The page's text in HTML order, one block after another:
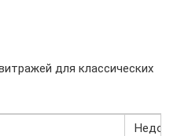
для классических